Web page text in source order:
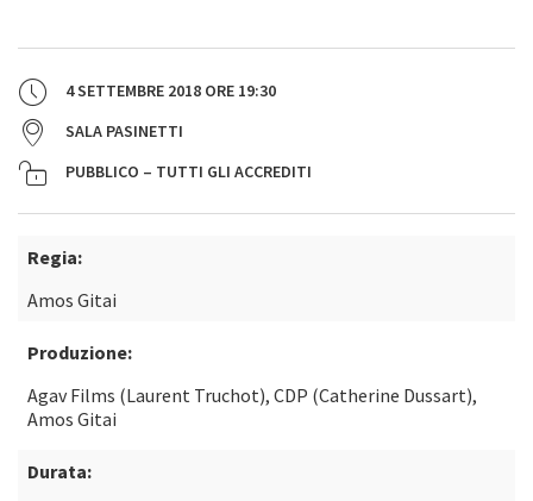
4 SETTEMBRE 2018 ORE 19:30
SALA PASINETTI
PUBBLICO – TUTTI GLI ACCREDITI
Regia:
Amos Gitai
Produzione:
Agav Films (Laurent Truchot), CDP (Catherine Dussart),
Amos Gitai
Durata: